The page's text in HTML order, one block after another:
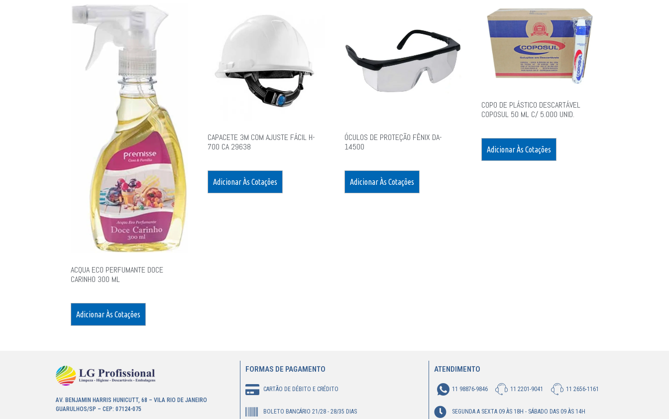
ACQUA ECO PERFUMANTE DOCE
CARINHO 300 ML
Adicionar Às Cotações
CAPACETE 3M COM AJUSTE FÁCIL H-
700 CA 29638
Adicionar Às Cotações
ÓCULOS DE PROTEÇÃO FÊNIX DA-
14500
Adicionar Às Cotações
COPO DE PLÁSTICO DESCARTÁVEL
COPOSUL 50 ML C/ 5.000 UNID.
Adicionar Às Cotações
AV. BENJAMIN HARRIS HUNICUTT, 68 – VILA RIO DE JANEIRO
GUARULHOS/SP – CEP: 07124-075
FORMAS DE PAGAMENTO
CARTÃO DE DÉBITO E CRÉDITO
BOLETO BANCÁRIO 21/28 - 28/35 DIAS
ATENDIMENTO
11 98876-9846 11 2201-9041 11 2656-1161
SEGUNDA A SEXTA 09 ÀS 18H - SÁBADO DAS 09 ÀS 14H